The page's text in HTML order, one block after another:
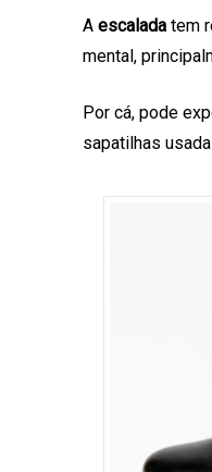
A escaladatem
mental,
Por cá, pode
sapatilhas